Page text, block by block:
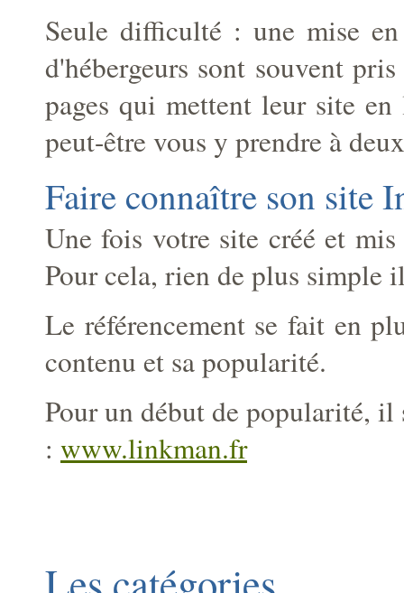
Seule difficulté : une mise
d'hébergeurs sont souvent
pages qui mettent leur site
peut-être vous y prendre à
Faire connaître son site
Une fois votre site créé et
Pour cela, rien de plus simple
Le référencement se fait en
contenu et sa popularité.
Pour un début de popularité,
: www.linkman.fr